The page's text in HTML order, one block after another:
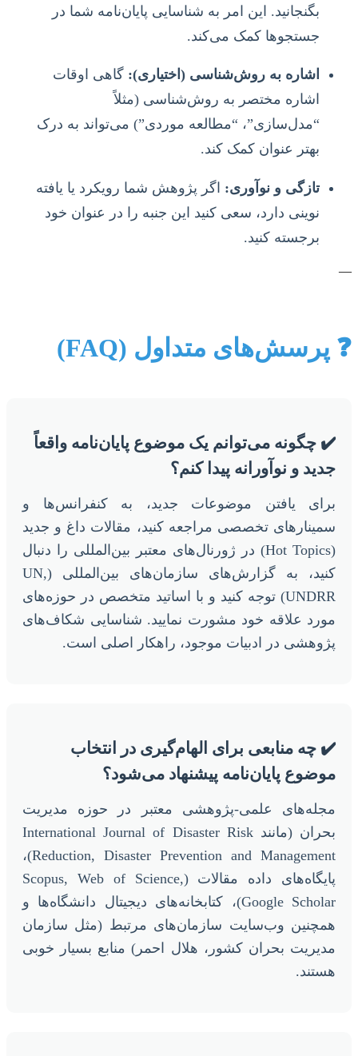
بگنجانید. این امر به شناسایی پایان‌نامه شما در
جستجوها کمک می‌کند.
اشاره به روش‌شناسی (اختیاری): گاهی اوقات
اشاره مختصر به روش‌شناسی (مثلاً
“مدل‌سازی”، “مطالعه موردی”) می‌تواند به درک
بهتر عنوان کمک کند.
تازگی و نوآوری: اگر پژوهش شما رویکرد یا یافته
نوینی دارد، سعی کنید این جنبه را در عنوان خود
برجسته کنید.
—
❓ پرسش‌های متداول (FAQ)
✔️ چگونه می‌توانم یک موضوع پایان‌نامه واقعاً
جدید و نوآورانه پیدا کنم؟
برای یافتن موضوعات جدید، به کنفرانس‌ها و
سمینارهای تخصصی مراجعه کنید، مقالات داغ و جدید
(Hot Topics) در ژورنال‌های معتبر بین‌المللی را دنبال
کنید، به گزارش‌های سازمان‌های بین‌المللی (UN,
UNDRR) توجه کنید و با اساتید متخصص در حوزه‌های
مورد علاقه خود مشورت نمایید. شناسایی شکاف‌های
پژوهشی در ادبیات موجود، راهکار اصلی است.
✔️ چه منابعی برای الهام‌گیری در انتخاب
موضوع پایان‌نامه پیشنهاد می‌شود؟
مجله‌های علمی-پژوهشی معتبر در حوزه مدیریت
بحران (مانند International Journal of Disaster Risk
Reduction, Disaster Prevention and Management)،
پایگاه‌های داده مقالات (Scopus, Web of Science,
Google Scholar)، کتابخانه‌های دیجیتال دانشگاه‌ها و
همچنین وب‌سایت سازمان‌های مرتبط (مثل سازمان
مدیریت بحران کشور، هلال احمر) منابع بسیار خوبی
هستند.